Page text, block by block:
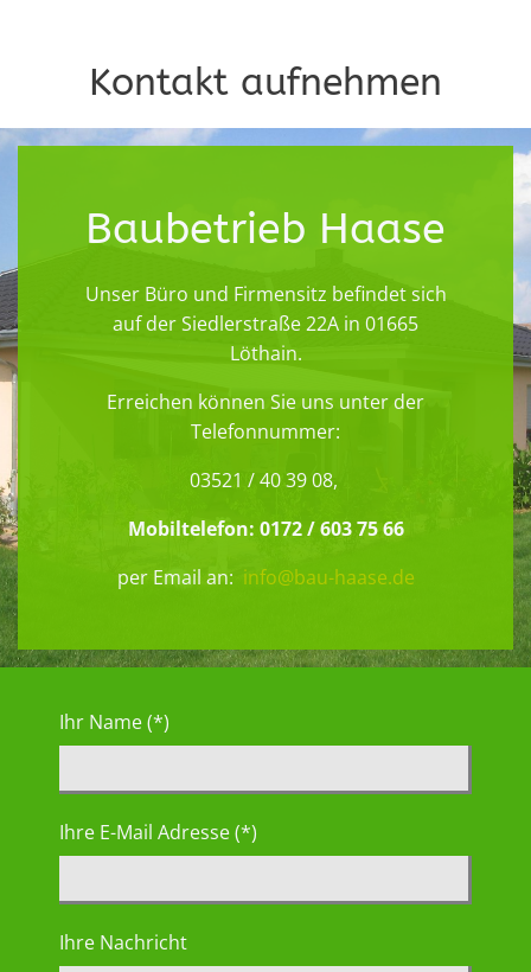
Kontakt aufnehmen
Baubetrieb Haase
Unser Büro und Firmensitz befindet sich
auf der Siedlerstraße 22A in 01665
Löthain.
Erreichen können Sie uns unter der
Telefonnummer:
03521 / 40 39 08,
Mobiltelefon: 0172 / 603 75 66
per Email an: info@bau-haase.de
Ihr Name (*)
Ihre E-Mail Adresse (*)
Ihre Nachricht